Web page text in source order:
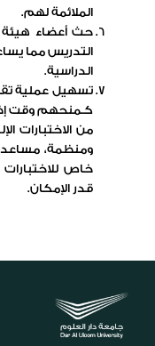
الملائمة لهم.
حث أعضاء هيئة
التدريس مما
الدراسية.
تسهيل عملية
كـمنحهم وقت
من الاختبارات
ومنظمة،
خاص
قدر الإمكان.